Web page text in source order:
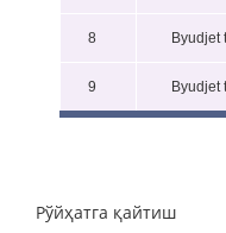
8 Byudjet
9 Byudjet
Рўйҳатга қайтиш